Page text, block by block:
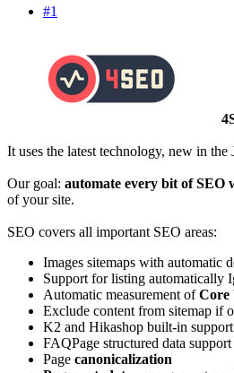
#1
It uses the latest technology, new in
Our goal: automate every bit of SEO
of your site.
SEO covers all important SEO areas:
Images sitemaps with automatic
Support for listing automatically
Automatic measurement ofCore
Exclude content from sitemap if
K2 and Hikashop built-in
FAQPage structured data support
Page canonicalization